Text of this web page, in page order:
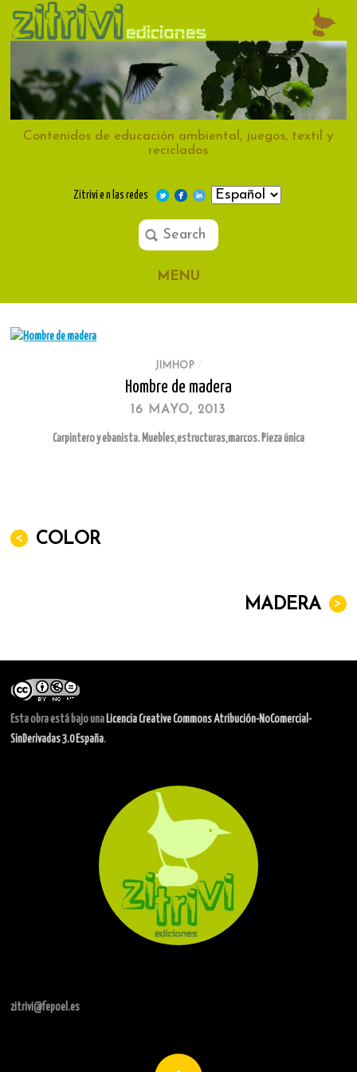
Contenidos de educación ambiental, juegos, textil y
reciclados
Zitrivi e n las redes
MENU
JIMHOP
Hombre de madera
16 MAYO, 2013
Carpintero y ebanista. Muebles,estructuras,marcos. Pieza única
< COLOR
>
MADERA
Esta obra está bajo una Licencia Creative Commons Atribución-NoComercial-
SinDerivadas 3.0 España.
zitrivi@fepoel.es